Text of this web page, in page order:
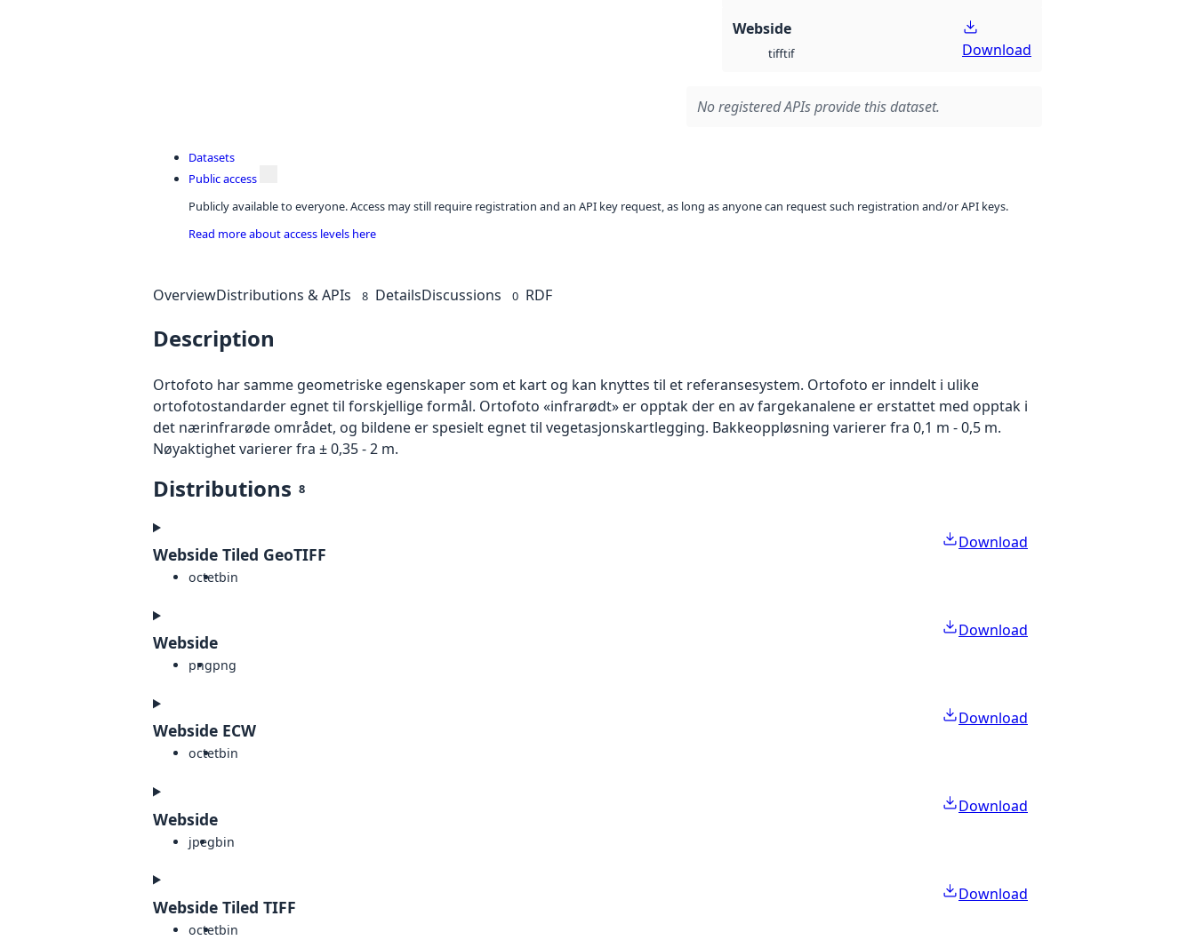
Webside
tifftif Download
No registered APIs provide this dataset.
Datasets
Public access
Publicly available to everyone. Access may still require registration and an API key request, as long as anyone can request such registration and/or API keys.
Read more about access levels here
OverviewDistributions & APIs 8 DetailsDiscussions 0 RDF
Description
Ortofoto har samme geometriske egenskaper som et kart og kan knyttes til et referansesystem. Ortofoto er inndelt i ulike
ortofotostandarder egnet til forskjellige formål. Ortofoto «infrarødt» er opptak der en av fargekanalene er erstattet med opptak i
det nærinfrarøde området, og bildene er spesielt egnet til vegetasjonskartlegging. Bakkeoppløsning varierer fra 0,1 m - 0,5 m.
Nøyaktighet varierer fra ± 0,35 - 2 m.
Distributions 8
Webside Tiled GeoTIFF
octetbin
Download
Webside
pngpng
Download
Webside ECW
octetbin
Download
Webside
jpegbin
Download
Webside Tiled TIFF
octetbin
Download